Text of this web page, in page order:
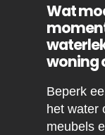
Wat
woning
Beperk
het water
meubels